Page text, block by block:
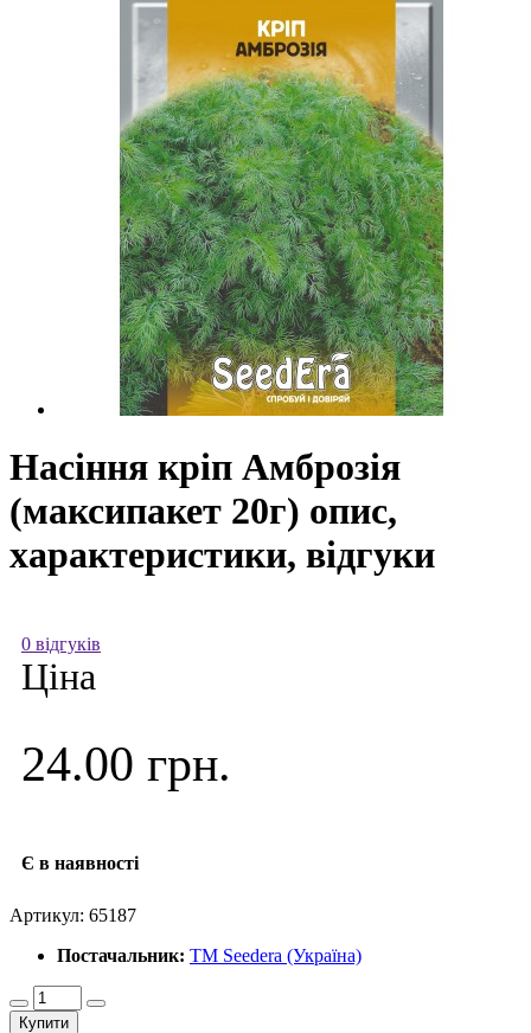
Насіння кріп Амброзія
(максипакет 20г) опис,
характеристики, відгуки
0 відгуків
Ціна
24.00 грн.
Є в наявності
Артикул: 65187
Постачальник: ТМ Seedera (Україна)
Купити